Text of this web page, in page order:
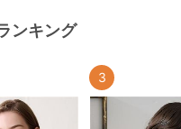
ンキング
3